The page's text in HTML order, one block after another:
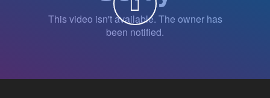
WATCH THE VIDEO